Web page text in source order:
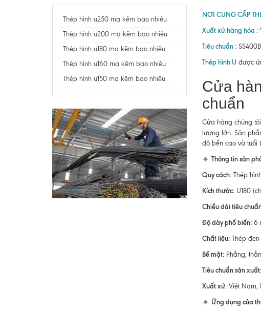
Thép hình u250 mạ kẽm bao nhiêu
Thép hình u200 mạ kẽm bao nhiêu
Thép hình u180 mạ kẽm bao nhiêu
Thép hình u160 mạ kẽm bao nhiêu
Thép hình u150 mạ kẽm bao nhiêu
NƠI CUNG CẤP
Xuất xứ hàng hóa :
Tiêu chuẩn :
Thép hình U được
Cửa
chuẩn
Cửa hàng chúng
lượng lớn. Sản
độ bền cao và tuổi
🔹 Thông tin sản
Quy cách:Thép
Kích thước:U180
Chiều dài tiêu
Độ dày phổ biến:6
Chất liệu:Thép
Bề mặt:Phẳng,
Tiêu chuẩn sản xuất:
Xuất xứ:Việt Nam,
🔹 Ứng dụng của